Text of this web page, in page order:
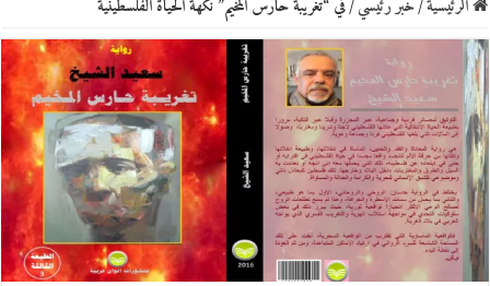
الرئيسية/خبر رئيسي/في “تغريبة حارس المخيم” نكهة الحياة الفلسطينيّة